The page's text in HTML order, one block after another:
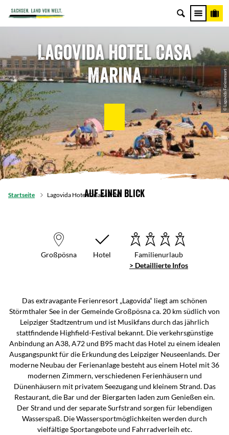
© Lagovida Ferienresort
Lagovida Hotel Casa
Marina
Startseite Lagovida Hotel Casa Marina
Auf einen Blick
Großpösna Hotel
Familienurlaub
> Detaillierte Infos
Das extravagante Ferienresort „Lagovida“ liegt am schönen
Störmthaler See in der Gemeinde Großpösna ca. 20 km südlich von
Leipziger Stadtzentrum und ist Musikfans durch das jährlich
stattfindende Highfield-Festival bekannt. Die verkehrsgünstige
Anbindung an A38, A72 und B95 macht das Hotel zu einem idealen
Ausgangspunkt für die Erkundung des Leipziger Neuseenlands. Der
moderne Neubau der Ferienanlage besteht aus einem Hotel mit 36
modernen Zimmern, verschiedenen Ferienhäusern und
Dünenhäusern mit privatem Seezugang und kleinem Strand. Das
Restaurant, die Bar und der Biergarten laden zum Genießen ein.
Der Strand und der separate Surfstrand sorgen für lebendigen
Wasserspaß. Die Wassersportmöglichkeiten werden durch
vielfältige Sportangebote und Fahrradverleih etc.